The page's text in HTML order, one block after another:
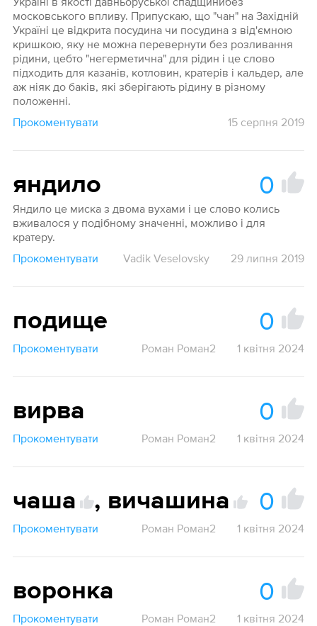
московського впливу. Припускаю, що "чан" на Західній
Україні це відкрита посудина чи посудина з від'ємною
кришкою, яку не можна перевернути без розливання
рідини, цебто "негерметична" для рідин і це слово
підходить для казанів, котловин, кратерів і кальдер, але
аж ніяк до баків, які зберігають рідину в різному
положенні.
Прокоментувати
15 серпня 2019
яндило 0
Яндило це миска з двома вухами і це слово колись
вживалося у подібному значенні, можливо і для
кратеру.
Прокоментувати
Vadik Veselovsky 29 липня 2019
подище 0
Прокоментувати Роман Роман2 1 квітня 2024
вирва 0
Прокоментувати Роман Роман2 1 квітня 2024
чаша , вичашина 0
Прокоментувати Роман Роман2 1 квітня 2024
воронка 0
Прокоментувати Роман Роман2 1 квітня 2024